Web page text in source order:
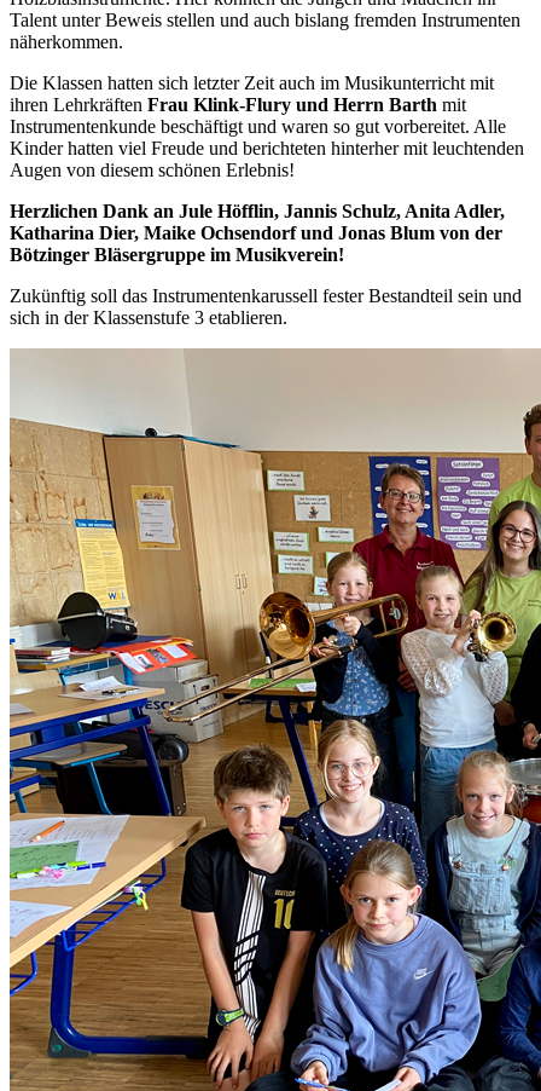
Talent unter Beweis stellen und auch bislang fremden Instrumenten
näherkommen.
Die Klassen hatten sich letzter Zeit auch im Musikunterricht mit
ihren Lehrkräften Frau Klink-Flury und Herrn Barth mit
Instrumentenkunde beschäftigt und waren so gut vorbereitet. Alle
Kinder hatten viel Freude und berichteten hinterher mit leuchtenden
Augen von diesem schönen Erlebnis!
Herzlichen Dank an Jule Höfflin, Jannis Schulz, Anita Adler,
Katharina Dier, Maike Ochsendorf und Jonas Blum von der
Bötzinger Bläsergruppe im Musikverein!
Zukünftig soll das Instrumentenkarussell fester Bestandteil sein und
sich in der Klassenstufe 3 etablieren.